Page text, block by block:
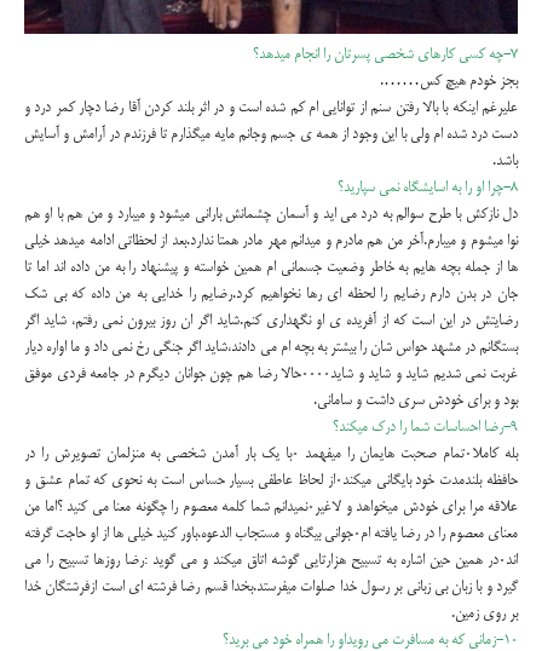
۷-چه کسی کارهای شخصی پسرتان را انجام میدهد؟
بجز خودم هیچ کس…….
علیرغم اینکه با بالا رفتن سنم از توانایی ام کم شده است و در اثر بلند کردن آقا رضا دچار کمر درد و
دست درد شده ام ولی با این وجود از همه ی جسم وجانم مایه میگذارم تا فرزندم در آرامش و آسایش
باشد.
۸-چرا او را به اسایشگاه نمی سپارید؟
دل نازکش با طرح سوالم به درد می اید و آسمان چشمانش بارانی میشود و میبارد و من هم با او هم
نوا میشوم و میبارم.آخر من هم مادرم و میدانم مهر مادر همتا ندارد.بعد از لحظاتی ادامه میدهد خیلی
ها از جمله بچه هایم به خاطر وضعیت جسمانی ام همین خواسته و پیشنهاد را به من داده اند اما تا
جان در بدن دارم رضایم را لحظه ای رها نخواهیم کرد.رضایم را خدایی به من داده که بی شک
رضایتش در این است که از آفریده ی او نگهداری کنم.شاید اگر ان روز بیرون نمی رفتم، شاید اگر
بستگانم در مشهد حواس شان را بیشتر به بچه ام می دادند،شاید اگر جنگی رخ نمی داد و ما اواره دیار
غربت نمی شدیم شاید و شاید و شاید۰۰۰۰حالا رضا هم چون جوانان دیگرم در جامعه فردی موفق
بود و برای خودش سری داشت و سامانی.
۹-رضا احساسات شما را درک میکند؟
بله کاملا۰تمام صحبت هایمان را میفهمد ۰با یک بار آمدن شخصی به منزلمان تصویرش را در
حافظه بلندمدت خود بایگانی میکند۰از لحاظ عاطفی بسیار حساس است به نحوی که تمام عشق و
علاقه مرا برای خودش میخواهد و لاغیر۰نمیدانم شما کلمه معصوم را چگونه معنا می کنید ؟اما من
معنای معصوم را در رضا یافته ام۰جوانی بیگناه و مستجاب الدعوه.باور کنید خیلی ها از او حاجت گرفته
اند۰در همین حین اشاره به تسبیح هزارتایی گوشه اتاق میکند و می گوید :رضا روزها تسبیح را می
گیرد و با زبان بی زبانی بر رسول خدا صلوات میفرستد.بخدا قسم رضا فرشته ای است ازفرشتگان خدا
بر روی زمین.
۱۰-زمانی که به مسافرت می رویداو را همراه خود می برید؟